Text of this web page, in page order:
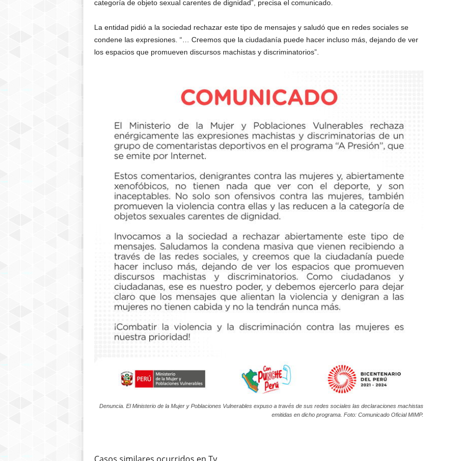
categoría de objeto sexual carentes de dignidad”, precisa el comunicado.
La entidad pidió a la sociedad rechazar este tipo de mensajes y saludó que en redes sociales se
condene las expresiones. “… Creemos que la ciudadanía puede hacer incluso más, dejando de ver
los espacios que promueven discursos machistas y discriminatorios”.
Denuncia. El Ministerio de la Mujer y Poblaciones Vulnerables expuso a través de sus redes sociales las declaraciones machistas
emitidas en dicho programa. Foto: Comunicado Oficial MIMP.